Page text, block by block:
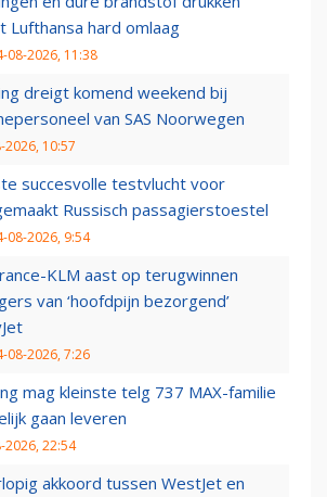
Lufthansa hard omlaag
08-2026, 11:38
dreigt komend weekend bij
van SAS Noorwegen
2026, 10:57
succesvolle testvlucht voor
Russisch passagierstoestel
08-2026, 9:54
KLM aast op terugwinnen
van ‘hoofdpijn bezorgend’
08-2026, 7:26
mag kleinste telg 737 MAX-familie
gaan leveren
2026, 22:54
akkoord tussen WestJet en